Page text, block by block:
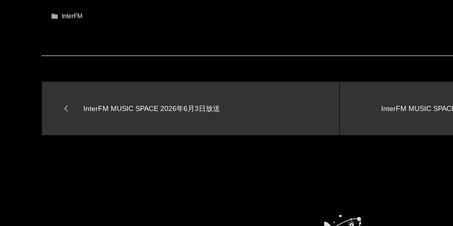
InterFM
InterFM MUSIC SPACE 2026年6月3日放送 InterFM MUSIC